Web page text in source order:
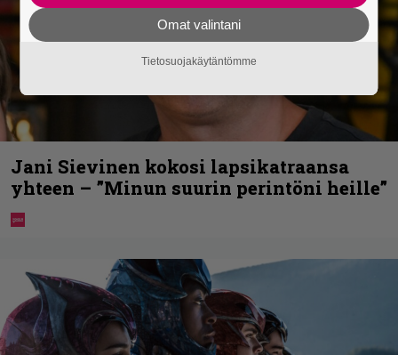
Jani Sievinen kokosi lapsikatraansa
yhteen – ”Minun suurin perintöni heille”
Omat valintani
Tietosuojakäytäntömme